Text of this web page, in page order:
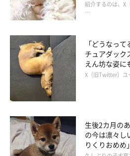
作者紹介：
紹介するのは、X
…
「どうなっ
チュアダッ
えん坊な姿に
X（旧Twitter）
生後2カ月の
の今は凛々
りくりおめめ